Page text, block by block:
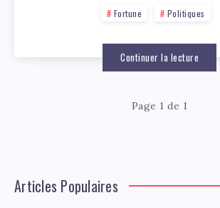
Fortune Politiques
Continuer la lecture
Page 1 de 1
Articles Populaires